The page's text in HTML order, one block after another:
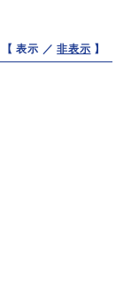
【 表示 ／非表示 】